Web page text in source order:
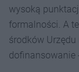
wysoką
formalności. A
środków Urzędu
dofinansowanie